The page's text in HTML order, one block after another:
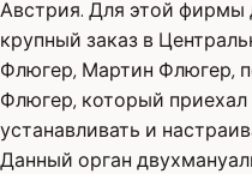
Австрия. Для этой фирмы
крупный заказ в
Флюгер, Мартин Флюгер,
Флюгер, который приехал
устанавливать и
Данный орган